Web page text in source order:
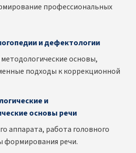
профессиональных
и дефектологии
основы,
подходы к коррекционной
и
основы речи
аппарата, работа головного
формирования речи.